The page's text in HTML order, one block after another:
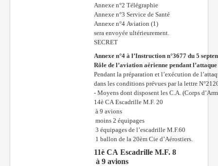
Annexe n°2 Télégraphie
Annexe n°3 Service de Santé
Annexe n°4 Aviation (1)
sera envoyée ultérieurement.
SECRET
Annexe n°4 à l’Instruction n°3677 du 5
Rôle de l’aviation aérienne pendant l’attaque
Pendant la préparation et l’exécution de
dans les conditions prévues par la lettre
- Moyens dont disposent les C.A. (Corps
14è CA Escadrille M.F. 20
à 9 avions
moins 2 équipages
3 équipages de l’escadrille M.F.60
1 ballon de la 20èm Cie d’Aérostiers.
11è CA Escadrille M.F. 8
à 9 avions